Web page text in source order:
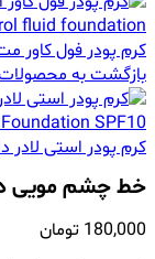
کرم پودر فول کاور
بازگشت به
کرم پودر استی لادر
خط چشم مویی
180,000 تومان